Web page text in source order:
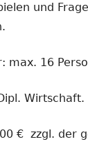
und
max. 16
€ zzgl. der